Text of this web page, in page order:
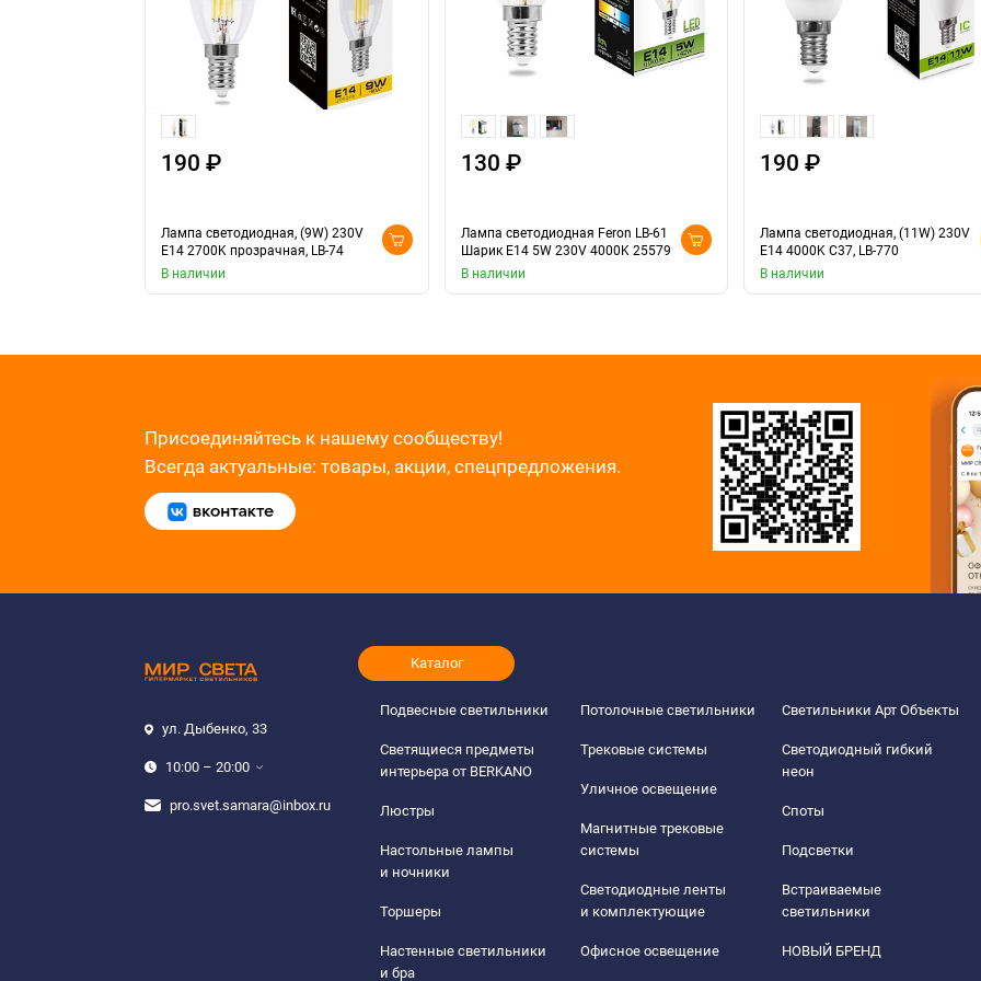
190 ₽
Лампа светодиодная, (9W) 230V
E14 2700K прозрачная, LB-74
В наличии
130 ₽
Лампа светодиодная Feron LB-61
Шарик E14 5W 230V 4000K 25579
В наличии
190 ₽
Лампа светодиодная, (11W) 230V
E14 4000K С37, LB-770
В наличии
Присоединяйтесь к нашему сообществу!
Всегда актуальные: товары, акции, спецпредложения.
ул. Дыбенко, 33
10:00 – 20:00
pro.svet.samara@inbox.ru
Каталог
Подвесные светильники
Светящиеся предметы
интерьера от BERKANO
Люстры
Настольные лампы
и ночники
Торшеры
Настенные светильники
и бра
Потолочные светильники
Трековые системы
Уличное освещение
Магнитные трековые
системы
Светодиодные ленты
и комплектующие
Офисное освещение
Светильники Арт Объекты
Светодиодный гибкий
неон
Споты
Подсветки
Встраиваемые
светильники
НОВЫЙ БРЕНД